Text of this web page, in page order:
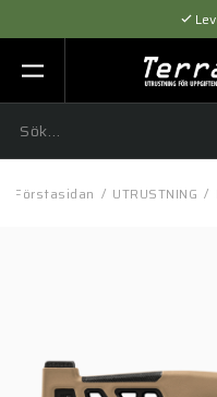
Flexibel
Förstasidan / UTRUSTNING /